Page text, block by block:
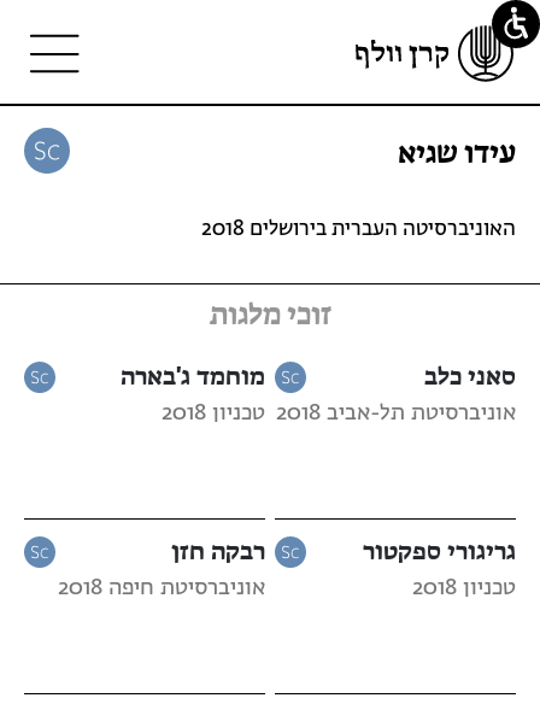
עידו שגיא
האוניברסיטה העברית בירושלים 2018
זוכי מלגות
סאני כלב
אוניברסיטת תל-אביב 2018
מוחמד ג'בארה
טכניון 2018
גריגורי ספקטור
טכניון 2018
רבקה חזן
אוניברסיטת חיפה 2018